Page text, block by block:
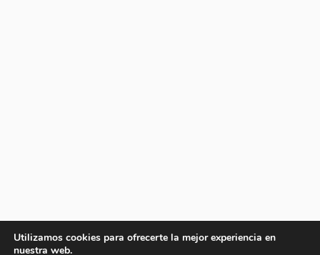
Utilizamos cookies para ofrecerte la mejor experiencia en
nuestra web.